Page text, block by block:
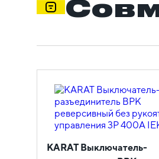
KARAT Выключатель-